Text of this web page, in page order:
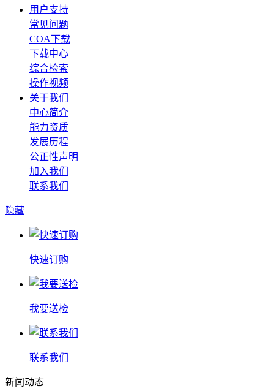
用户支持
常见问题
COA下载
下载中心
综合检索
操作视频
关于我们
中心简介
能力资质
发展历程
公正性声明
加入我们
联系我们
隐藏
快速订购
我要送检
联系我们
新闻动态